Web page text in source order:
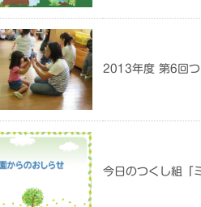
2013年度 第6回
今日のつくし組「